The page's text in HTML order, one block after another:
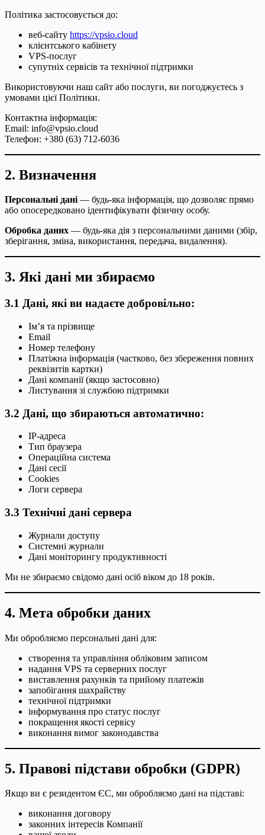
Політика застосовується до:
веб-сайту https://vpsio.cloud
клієнтського кабінету
VPS-послуг
супутніх сервісів та технічної підтримки
Використовуючи наш сайт або послуги, ви погоджуєтесь з
умовами цієї Політики.
Контактна інформація:
Email: info@vpsio.cloud
Телефон: +380 (63) 712-6036
2. Визначення
Персональні дані— будь-яка інформація, що дозволяє прямо
або опосередковано ідентифікувати фізичну особу.
Обробка даних — будь-яка дія з персональними даними (збір,
зберігання, зміна, використання, передача, видалення).
3. Які дані ми збираємо
3.1 Дані, які ви надаєте добровільно:
Ім’я та прізвище
Email
Номер телефону
Платіжна інформація (частково, без збереження повних
реквізитів картки)
Дані компанії (якщо застосовно)
Листування зі службою підтримки
3.2 Дані, що збираються автоматично:
IP-адреса
Тип браузера
Операційна система
Дані сесії
Cookies
Логи сервера
3.3 Технічні дані сервера
Журнали доступу
Системні журнали
Дані моніторингу продуктивності
Ми не збираємо свідомо дані осіб віком до 18 років.
4. Мета обробки даних
Ми обробляємо персональні дані для:
створення та управління обліковим записом
надання VPS та серверних послуг
виставлення рахунків та прийому платежів
запобігання шахрайству
технічної підтримки
інформування про статус послуг
покращення якості сервісу
виконання вимог законодавства
5. Правові підстави обробки (GDPR)
Якщо ви є резидентом ЄС, ми обробляємо дані на підставі:
виконання договору
законних інтересів Компанії